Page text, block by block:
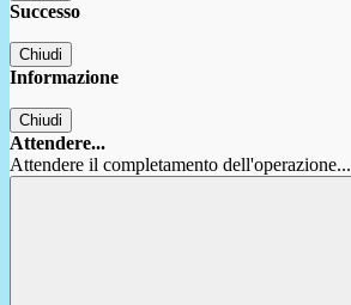
Successo
Chiudi
Informazione
Chiudi
Attendere...
Attendere il completamento dell'operazione...